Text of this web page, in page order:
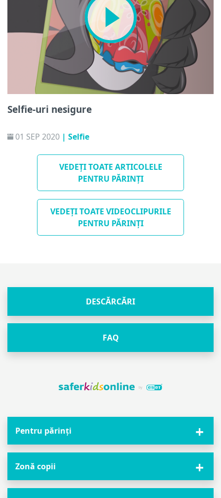
Selfie-uri nesigure
01 SEP 2020 | Selfie
VEDEȚI TOATE ARTICOLELE
PENTRU PĂRINȚI
VEDEȚI TOATE VIDEOCLIPURILE
PENTRU PĂRINȚI
DESCĂRCĂRI
FAQ
Pentru părinți
Zonă copii